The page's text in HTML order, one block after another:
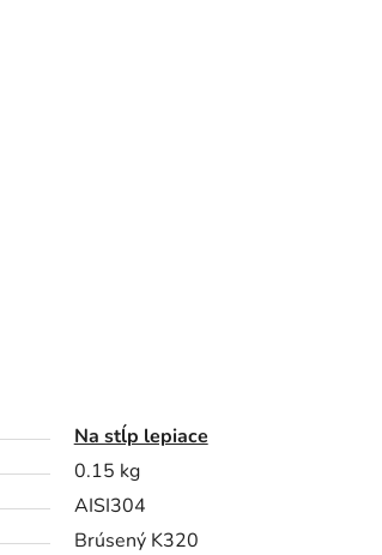
Na stĺp lepiace
0.15 kg
AISI304
Brúsený K320